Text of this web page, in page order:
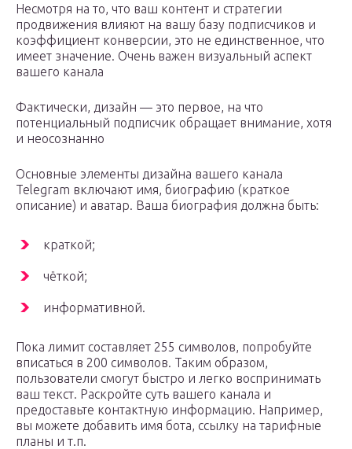
Несмотря на то, что ваш контент и стратегии
продвижения влияют на вашу базу подписчиков и
коэффициент конверсии, это не единственное, что
имеет значение. Очень важен визуальный аспект
вашего канала
Фактически, дизайн — это первое, на что
потенциальный подписчик обращает внимание, хотя
и неосознанно
Основные элементы дизайна вашего канала
Telegram включают имя, биографию (краткое
описание) и аватар. Ваша биография должна быть:
краткой;
чёткой;
информативной.
Пока лимит составляет 255 символов, попробуйте
вписаться в 200 символов. Таким образом,
пользователи смогут быстро и легко воспринимать
ваш текст. Раскройте суть вашего канала и
предоставьте контактную информацию. Например,
вы можете добавить имя бота, ссылку на тарифные
планы и т.п.